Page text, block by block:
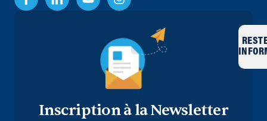
Inscription à la Newsletter